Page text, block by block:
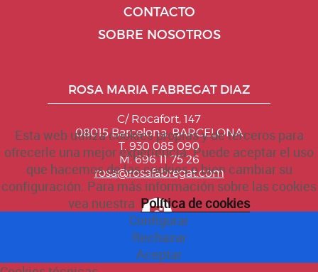
CONTACTO
SOBRE NOSOTROS
ROSA MARIA FABREGAT DIAZ
C/ Rocafort, 147
08015 Barcelona. BARCELONA
T. 930 085 090
M. 696 11 75 26
rosa@rosafabregat.com
Esta web utiliza cookies propias y de terceros para
ofrecerle una mejor experiencia. Puede aceptar el uso
que hacemos de las cookies o bien cambiar su
configuración. Para más información sobre las cookies
vea nuestra Política de cookies
Configurar
Rechazar
Aceptar